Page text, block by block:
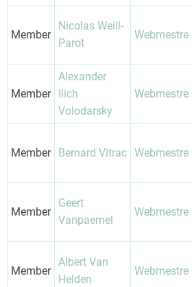
Member
Nicolas Weill-
Parot
Webmestre
Member
Alexander
Ilich
Volodarsky
Webmestre
Member Bernard Vitrac Webmestre
Member
Geert
Vanpaemel
Webmestre
Member
Albert Van
Helden
Webmestre